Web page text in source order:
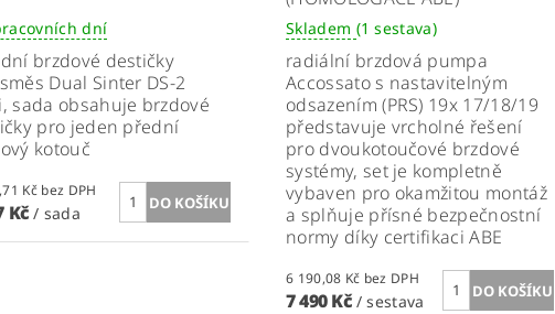
dní
brzdové destičky
Dual Sinter DS-2
sada obsahuje brzdové
pro jeden přední
kotouč
2 534,71 Kč bez DPH
Kč/ sada
Skladem (1 sestava)
radiální brzdová pumpa
Accossato s nastavitelným
odsazením (PRS) 19x 17/18/19
představuje vrcholné řešení
pro dvoukotoučové brzdové
systémy, set je kompletně
vybaven pro okamžitou montáž
a splňuje přísné bezpečnostní
normy díky certifikaci ABE
6 190,08 Kč bez DPH
7 490 Kč / sestava